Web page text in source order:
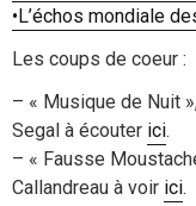
•L’échos mondiale
Les coups de coeur :
– « Musique de Nuit
Segal à écouter ici.
– « Fausse
Callandreau à voir ici.